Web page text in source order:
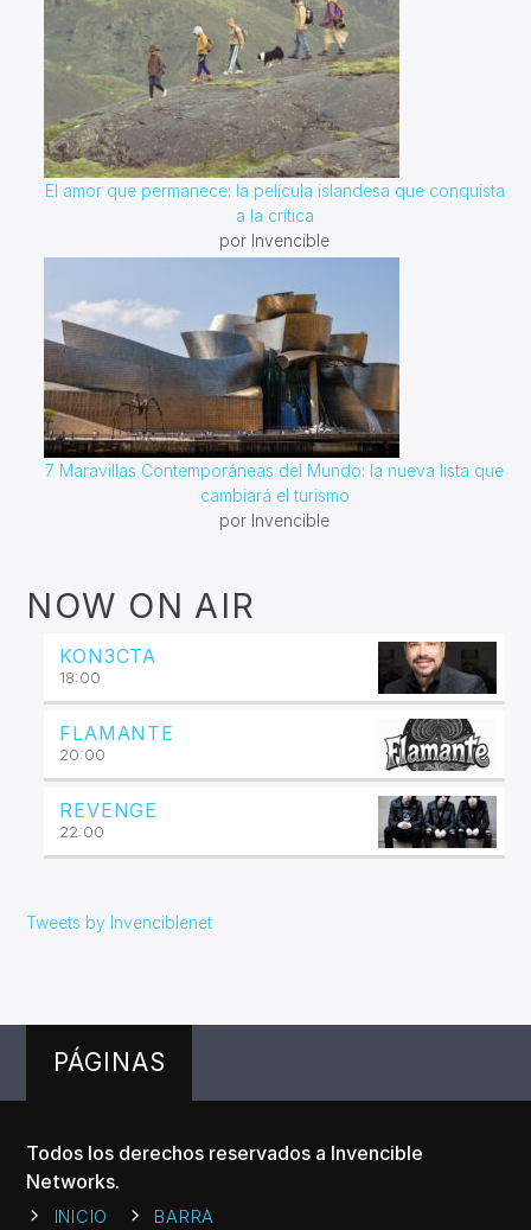
El amor que permanece: la película islandesa que conquista
a la crítica
por Invencible
7 Maravillas Contemporáneas del Mundo: la nueva lista que
cambiará el turismo
por Invencible
NOW ON AIR
KON3CTA
18:00
FLAMANTE
20:00
REVENGE
22:00
Tweets by Invenciblenet
PÁGINAS
Todos los derechos reservados a Invencible
Networks.
INICIO
BARRA